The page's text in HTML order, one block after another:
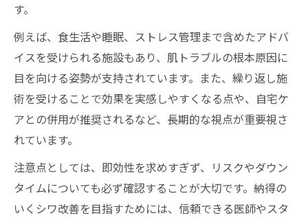
す。
例えば、食生活や睡眠、ストレス管理まで含めたアドバ
イスを受けられる施設もあり、肌トラブルの根本原因に
目を向ける姿勢が支持されています。また、繰り返し施
術を受けることで効果を実感しやすくなる点や、自宅ケ
アとの併用が推奨されるなど、長期的な視点が重要視さ
れています。
注意点としては、即効性を求めすぎず、リスクやダウン
タイムについても必ず確認することが大切です。納得の
いくシワ改善を目指すためには、信頼できる医師やスタ